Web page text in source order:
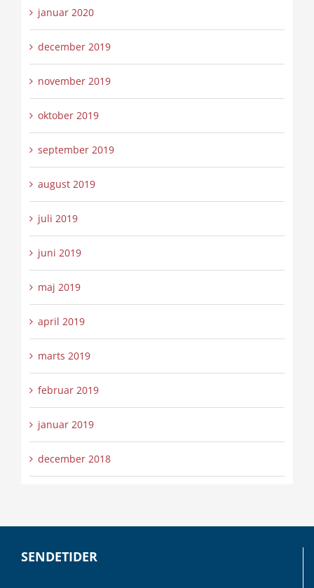
januar 2020
december 2019
november 2019
oktober 2019
september 2019
august 2019
juli 2019
juni 2019
maj 2019
april 2019
marts 2019
februar 2019
januar 2019
december 2018
SENDETIDER